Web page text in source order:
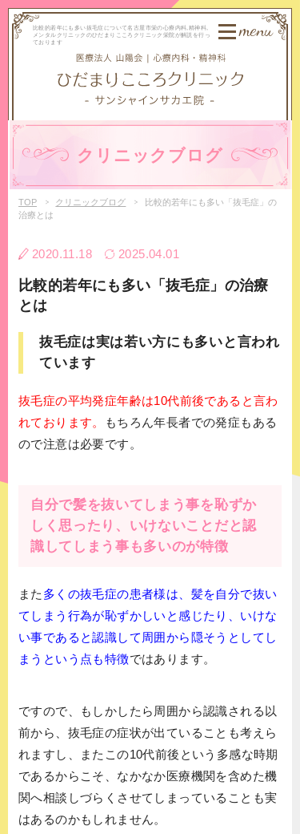
比較的若年にも多い抜毛症について名古屋市栄の心療内科,精神科,
メンタルクリニックのひだまりこころクリニック栄院が解説を行っ
ております
menu
クリニックブログ
TOP クリニックブログ
比較的若年にも多い「抜毛症」の
治療とは
2020.11.18 2025.04.01
比較的若年にも多い「抜毛症」の治療
とは
抜毛症は実は若い方にも多いと言われ
ています
抜毛症の平均発症年齢は10代前後であると言わ
れております。
もちろん年長者での発症もある
ので注意は必要です。
自分で髪を抜いてしまう事を恥ずか
しく思ったり、いけないことだと認
識してしまう事も多いのが特徴
また 多くの抜毛症の患者様は、髪を自分で抜い
てしまう行為が恥ずかしいと感じたり、いけな
い事であると認識して周囲から隠そうとしてし
まうという点も特徴ではあります。
ですので、もしかしたら周囲から認識される以
前から、抜毛症の症状が出ていることも考えら
れますし、またこの10代前後という多感な時期
であるからこそ、なかなか医療機関を含めた機
関へ相談しづらくさせてしまっていることも実
はあるのかもしれません。